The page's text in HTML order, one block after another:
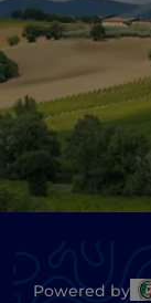
Powered by